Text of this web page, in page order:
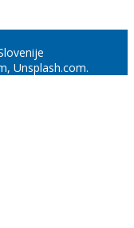
Unsplash.com.